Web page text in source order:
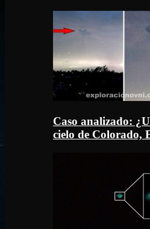
Caso analizado:
cielo de Colorado,